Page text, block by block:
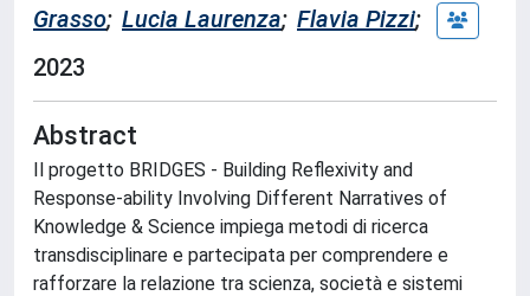
Grasso; Lucia Laurenza; Flavia Pizzi;
2023
Abstract
Il progetto BRIDGES - Building Reflexivity and
Response-ability Involving Different Narratives of
Knowledge & Science impiega metodi di ricerca
transdisciplinare e partecipata per comprendere e
rafforzare la relazione tra scienza, società e sistemi